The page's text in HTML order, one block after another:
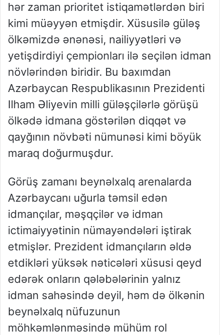
hər zaman prioritet istiqamətlərdən biri
kimi müəyyən etmişdir. Xüsusilə güləş
ölkəmizdə ənənəsi, nailiyyətləri və
yetişdirdiyi çempionları ilə seçilən idman
növlərindən biridir. Bu baxımdan
Azərbaycan Respublikasının Prezidenti
Ilham Əliyevin milli güləşçilərlə görüşü
ölkədə idmana göstərilən diqqət və
qayğının növbəti nümunəsi kimi böyük
maraq doğurmuşdur.
Görüş zamanı beynəlxalq arenalarda
Azərbaycanı uğurla təmsil edən
idmançılar, məşqçilər və idman
ictimaiyyətinin nümayəndələri iştirak
etmişlər. Prezident idmançıların əldə
etdikləri yüksək nəticələri xüsusi qeyd
edərək onların qələbələrinin yalnız
idman sahəsində deyil, həm də ölkənin
beynəlxalq nüfuzunun
möhkəmlənməsində mühüm rol